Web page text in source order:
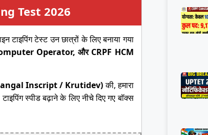
Test 2026
टाइपिंग टेस्ट उन छात्रों के लिए बनाया गया
Operator, और CRPF HCM
Inscript / Krutidev)की, हमारा
स्पीड बढ़ाने के लिए नीचे दिए गए बॉक्स